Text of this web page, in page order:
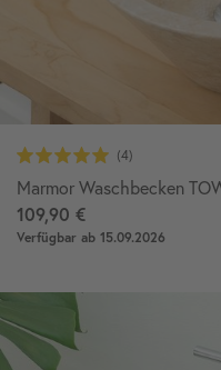
Marmor Waschbecken
109,90 €
Verfügbar ab 15.09.2026